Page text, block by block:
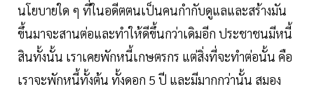
นโยบายใด ๆ ที่ในอดีตตนเป็นคนกำกับดูแลและสร้างมัน
ขึ้นมาจะสานต่อและทำให้ดีขึ้นกว่าเดิมอีก ประชาชนมีหนี้
สินทั้งนั้น เราเคยพักหนี้เกษตรกร แต่สิ่งที่จะทำต่อนั้น คือ
เราจะพักหนี้ทั้งต้น ทั้งดอก 5 ปี และมีมากกว่านั้น สมอง